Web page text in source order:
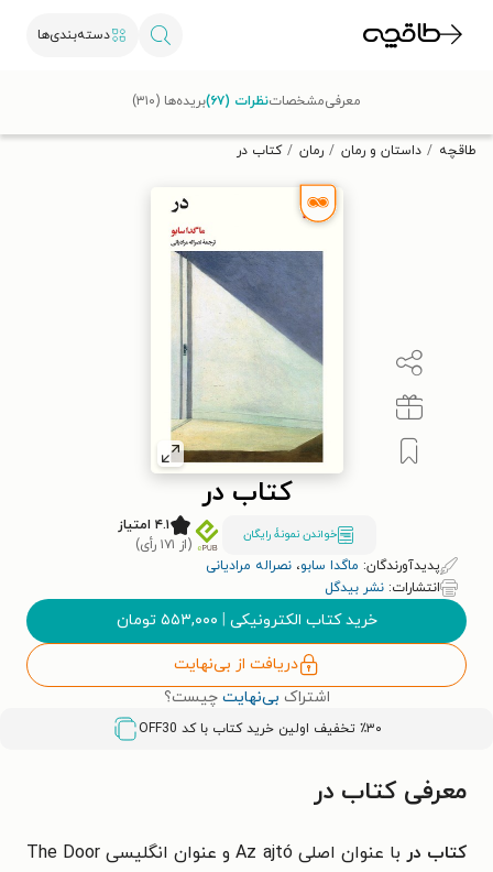
دسته‌بندی‌ها
تخفیف از طاقچه دریافت کن.
طاقچه داستان و رمان رمان کتاب در
کتاب در
خواندن نمونۀ رایگان
۴.۱ امتیاز
(از ۱۷۱ رأی)
پدیدآورندگان: ماگدا سابو، نصراله مرادیانی
انتشارات: نشر بیدگل
خرید کتاب الکترونیکی | ۵۵۳,۰۰۰ تومان
دریافت از بی‌نهایت
اشتراک بی‌نهایت چیست؟
٪۳۰ تخفیف اولین خرید کتاب با کد OFF30
معرفیمشخصاتنظرات (۶۷) بریده‌ها (۳۱۰)
معرفی کتاب در
کتاب در
با عنوان اصلی Az ajtó و عنوان انگلیسی The Door